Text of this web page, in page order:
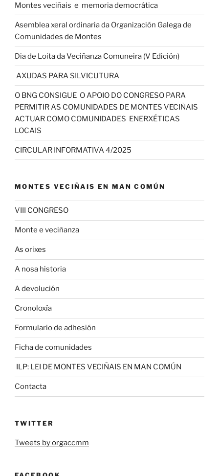
Montes veciñais e memoria democrática
Asemblea xeral ordinaria da Organización Galega de
Comunidades de Montes
Dia de Loita da Veciñanza Comuneira (V Edición)
AXUDAS PARA SILVICUTURA
O BNG CONSIGUE O APOIO DO CONGRESO PARA
PERMITIR AS COMUNIDADES DE MONTES VECIÑAIS
ACTUAR COMO COMUNIDADES ENERXÉTICAS
LOCAIS
CIRCULAR INFORMATIVA 4/2025
MONTES VECIÑAIS EN MAN COMÚN
VIII CONGRESO
Monte e veciñanza
As orixes
A nosa historia
A devolución
Cronoloxía
Formulario de adhesión
Ficha de comunidades
ILP: LEI DE MONTES VECIÑAIS EN MAN COMÚN
Contacta
TWITTER
Tweets by orgaccmm